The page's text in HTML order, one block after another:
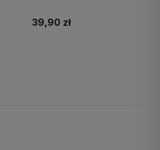
39,90 zł